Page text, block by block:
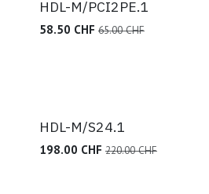
HDL-M/PCI2PE.1
58.50 CHF 65.00CHF
HDL-M/S24.1
198.00 CHF 220.00CHF